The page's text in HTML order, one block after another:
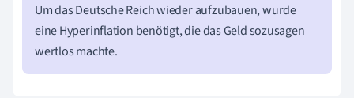
Um das Deutsche Reich wieder aufzubauen, wurde
eine Hyperinflation benötigt, die das Geld sozusagen
wertlos machte.